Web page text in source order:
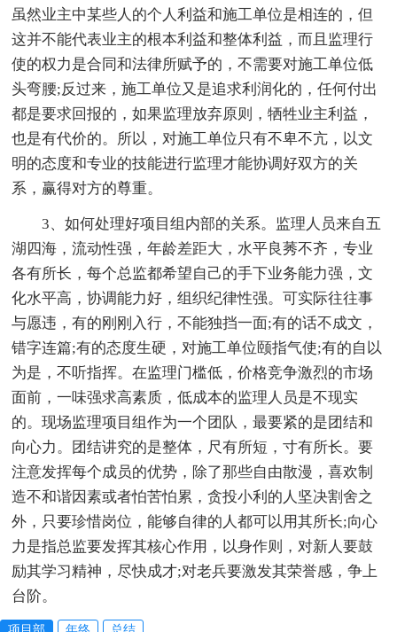
虽然业主中某些人的个人利益和施工单位是相连的，但
这并不能代表业主的根本利益和整体利益，而且监理行
使的权力是合同和法律所赋予的，不需要对施工单位低
头弯腰;反过来，施工单位又是追求利润化的，任何付出
都是要求回报的，如果监理放弃原则，牺牲业主利益，
也是有代价的。所以，对施工单位只有不卑不亢，以文
明的态度和专业的技能进行监理才能协调好双方的关
系，赢得对方的尊重。
3、如何处理好项目组内部的关系。监理人员来自五
湖四海，流动性强，年龄差距大，水平良莠不齐，专业
各有所长，每个总监都希望自己的手下业务能力强，文
化水平高，协调能力好，组织纪律性强。可实际往往事
与愿违，有的刚刚入行，不能独挡一面;有的话不成文，
错字连篇;有的态度生硬，对施工单位颐指气使;有的自以
为是，不听指挥。在监理门槛低，价格竞争激烈的市场
面前，一味强求高素质，低成本的监理人员是不现实
的。现场监理项目组作为一个团队，最要紧的是团结和
向心力。团结讲究的是整体，尺有所短，寸有所长。要
注意发挥每个成员的优势，除了那些自由散漫，喜欢制
造不和谐因素或者怕苦怕累，贪投小利的人坚决割舍之
外，只要珍惜岗位，能够自律的人都可以用其所长;向心
力是指总监要发挥其核心作用，以身作则，对新人要鼓
励其学习精神，尽快成才;对老兵要激发其荣誉感，争上
台阶。